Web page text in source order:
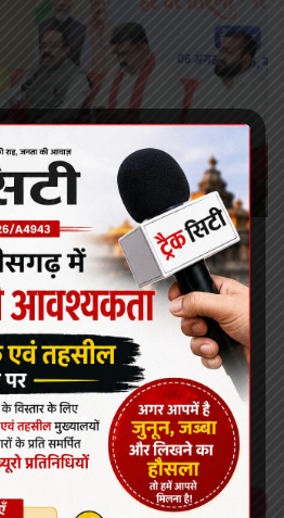
रायपुर
अगस्त को बस्तर के दुर्गम गांवों में